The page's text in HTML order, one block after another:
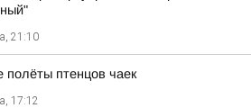
21:10
полёты птенцов чаек
17:12